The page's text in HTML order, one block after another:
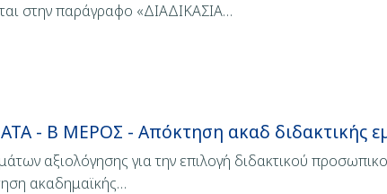
στην παράγραφο «ΔΙΑΔΙΚΑΣΙΑ…
- Β ΜΕΡΟΣ - Απόκτηση ακαδ διδακτικής
αξιολόγησης για την επιλογή διδακτικού
ακαδημαϊκής…